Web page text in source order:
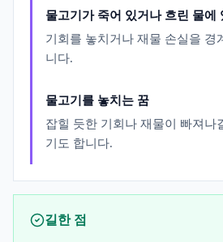
물고기가 죽어 있거나 흐린 물에
기회를 놓치거나 재물 손실을 경
니다.
물고기를 놓치는 꿈
잡힐 듯한 기회나 재물이 빠져나
기도 합니다.
길한 점